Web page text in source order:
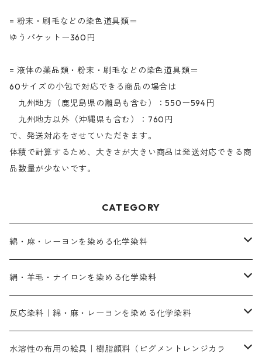
= 粉末・刷毛などの染色道具類＝
ゆうパケットー360円
= 液体の薬品類・粉末・刷毛などの染色道具類＝
60サイズの小包で対応できる商品の場合は
九州地方（鹿児島県の離島も含む）：550ー594円
九州地方以外（沖縄県も含む）：760円
で、発送対応をさせていただきます。
体積で計算するため、大きさが大きい商品は発送対応できる商
品数量が少ないです。
CATEGORY
綿・麻・レーヨンを染める化学染料
直接染料－染色手順が簡単
人気のおすすめ直接染料
染色に必要な薬品類
絹・羊毛・ナイロンを染める化学染料
お買い得品
染料一覧
反応染料｜綿・麻・レーヨンを染める化学染料
お勧めの3原色（赤・青・黄色）
水溶性の布用の絵具｜樹脂顔料（ピグメントレンジカラ